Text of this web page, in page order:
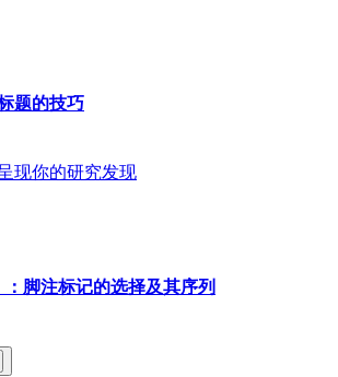
题的技巧
脚注标记的选择及其序列